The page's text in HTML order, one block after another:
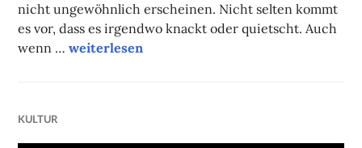
nicht ungewöhnlich erscheinen. Nicht selten kommt
es vor, dass es irgendwo knackt oder quietscht. Auch
wenn …Wo sich Frau Ungestüm und Herr Arglos Guten
weiterlesen
KULTUR